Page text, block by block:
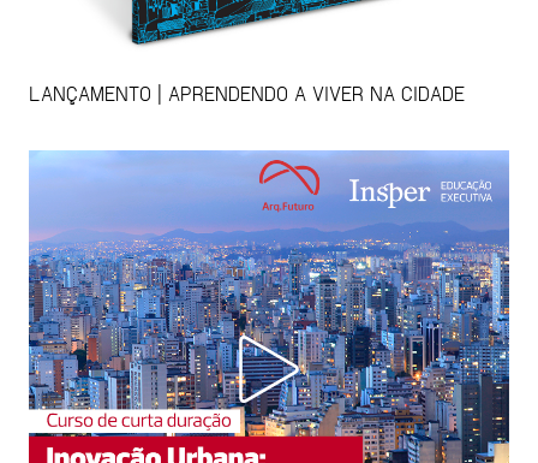
LANÇAMENTO | APRENDENDO A VIVER NA CIDADE